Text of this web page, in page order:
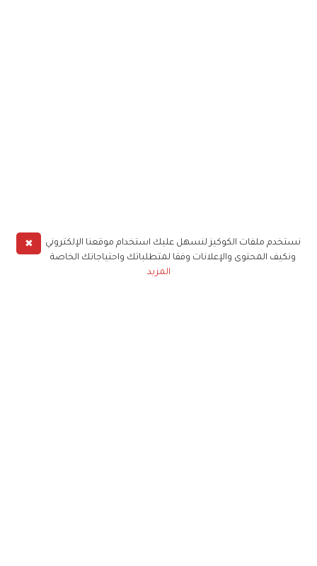
✖
نستخدم ملفات الكوكيز لنسهل عليك استخدام موقعنا الإلكتروني
ونكيف المحتوى والإعلانات وفقا لمتطلباتك واحتياجاتك الخاصة
المزيد